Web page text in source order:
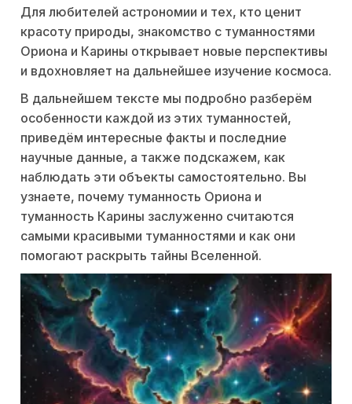
Для любителей астрономии и тех, кто ценит
красоту природы, знакомство с туманностями
Ориона и Карины открывает новые перспективы
и вдохновляет на дальнейшее изучение космоса.
В дальнейшем тексте мы подробно разберём
особенности каждой из этих туманностей,
приведём интересные факты и последние
научные данные, а также подскажем, как
наблюдать эти объекты самостоятельно. Вы
узнаете, почему туманность Ориона и
туманность Карины заслуженно считаются
самыми красивыми туманностями и как они
помогают раскрыть тайны Вселенной.